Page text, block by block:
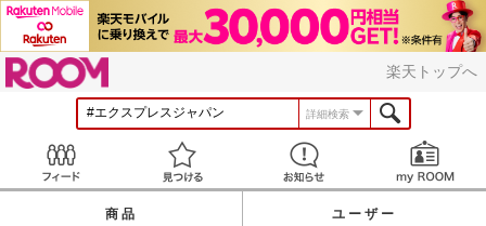
楽天トップへ
詳細検索
見つける お知らせ
商品 ユーザー